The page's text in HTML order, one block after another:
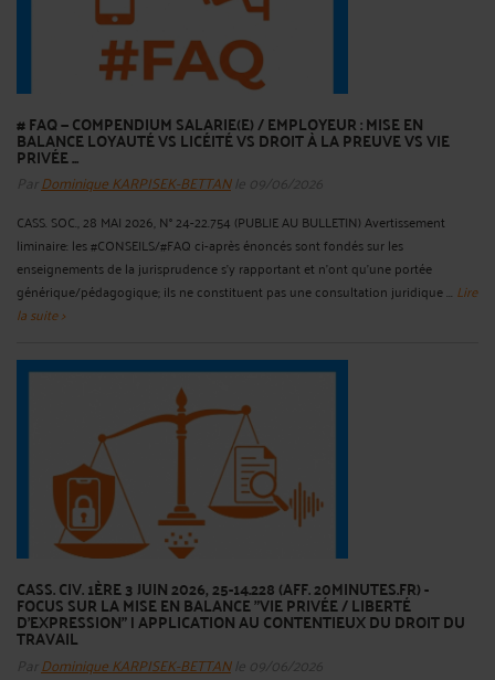
# FAQ — COMPENDIUM SALARIE(E) / EMPLOYEUR : MISE EN
BALANCE LOYAUTÉ VS LICÉITÉ VS DROIT À LA PREUVE VS VIE
PRIVÉE ...
Par Dominique KARPISEK-BETTANle 09/06/2026
CASS. SOC., 28 MAI 2026, N° 24-22.754 (PUBLIE AU BULLETIN) Avertissement
liminaire: les #CONSEILS/#FAQ ci-après énoncés sont fondés sur les
enseignements de la jurisprudence s'y rapportant et n'ont qu'une portée
générique/pédagogique; ils ne constituent pas une consultation juridique ... Lire
la suite >
CASS. CIV. 1ÈRE 3 JUIN 2026, 25-14.228 (AFF. 20MINUTES.FR) -
FOCUS SUR LA MISE EN BALANCE "VIE PRIVÉE / LIBERTÉ
D'EXPRESSION" | APPLICATION AU CONTENTIEUX DU DROIT DU
TRAVAIL
Par Dominique KARPISEK-BETTANle 09/06/2026